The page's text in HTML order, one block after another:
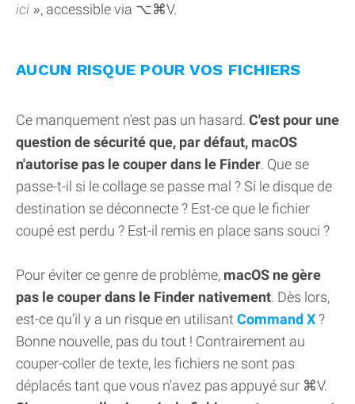
ici
, accessible via ⌥⌘V.
AUCUN RISQUE POUR VOS FICHIERS
Ce manquement n'est pas un hasard. C'est pour une
question de sécurité que, par défaut, macOS
n'autorise pas le couper dans le Finder. Que se
passe-t-il si le collage se passe mal ? Si le disque de
destination se déconnecte ? Est-ce que le fichier
coupé est perdu ? Est-il remis en place sans souci ?
Pour éviter ce genre de problème, macOS ne gère
pas le couper dans le Finder nativement. Dès lors,
est-ce qu’il y a un risque en utilisant Command X?
Bonne nouvelle, pas du tout ! Contrairement au
couper-coller de texte, les fichiers ne sont pas
déplacés tant que vous n'avez pas appuyé sur ⌘V.